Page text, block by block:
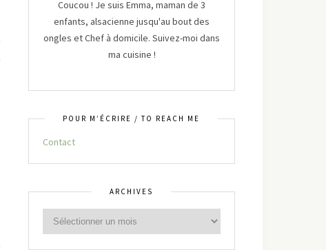
Coucou ! Je suis Emma, maman de 3
enfants, alsacienne jusqu'au bout des
ongles et Chef à domicile. Suivez-moi dans
ma cuisine !
POUR M’ÉCRIRE / TO REACH ME
Contact
ARCHIVES